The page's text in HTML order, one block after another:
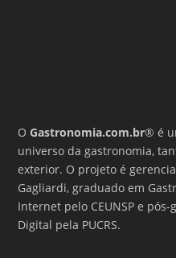
OGastronomia.com.br® é
universo da gastronomia,
exterior. O projeto é
Gagliardi, graduado em
Internet pelo CEUNSP e
Digital pela PUCRS.